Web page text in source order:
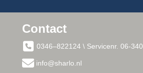
Contact
0346–822124 \ Servicenr. 06-
info@sharlo.nl